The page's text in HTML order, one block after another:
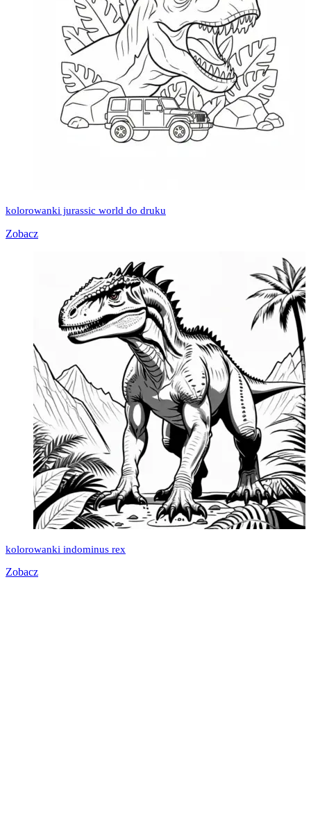
kolorowanki jurassic world do druku
Zobacz
kolorowanki indominus rex
Zobacz